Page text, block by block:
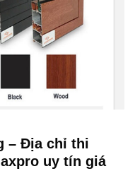
– Địa chỉ thi
uy tín giá